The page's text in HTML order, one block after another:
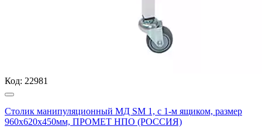
Код: 22981
Столик манипуляционный МД SM 1, с 1-м ящиком, размер
960x620x450мм, ПРОМЕТ НПО (РОССИЯ)